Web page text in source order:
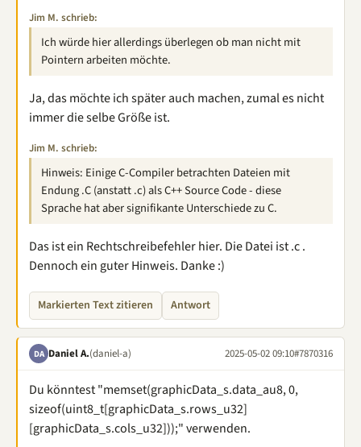
Jim M. schrieb:
Ich würde hier allerdings überlegen ob man nicht mit
Pointern arbeiten möchte.
Ja, das möchte ich später auch machen, zumal es nicht
immer die selbe Größe ist.
Jim M. schrieb:
Hinweis: Einige C-Compiler betrachten Dateien mit
Endung .C (anstatt .c) als C++ Source Code - diese
Sprache hat aber signifikante Unterschiede zu C.
Das ist ein Rechtschreibefehler hier. Die Datei ist .c .
Dennoch ein guter Hinweis. Danke :)
Markierten Text zitieren Antwort
DA Daniel A.(daniel-a) 2025-05-02 09:10#7870316
Du könntest "memset(graphicData_s.data_au8, 0,
sizeof(uint8_t[graphicData_s.rows_u32]
[graphicData_s.cols_u32]));" verwenden.